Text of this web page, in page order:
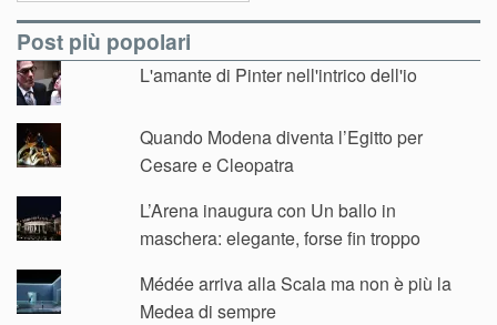
Post più popolari
L'amante di Pinter nell'intrico dell'io
Quando Modena diventa l’Egitto per
Cesare e Cleopatra
L’Arena inaugura con Un ballo in
maschera: elegante, forse fin troppo
Médée arriva alla Scala ma non è più la
Medea di sempre